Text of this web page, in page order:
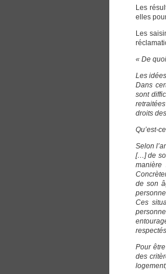
Les
elles
Les
« De
Les
Dans
sont
droits
Qu’est-
Selon
[…] de
manière
de son
Ces
Pour
des